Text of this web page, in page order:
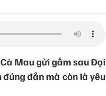
Mau gửi gắm sau Đại
đắn mà còn là yêu